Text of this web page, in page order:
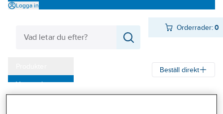
Logga in
Orderrader:0
Varumärken
Beställ direkt